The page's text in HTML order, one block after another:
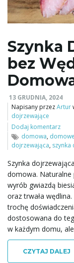
Szynka
bez
13 GRUDNIA, 2024
Napisany przezArtur
dojrzewające
Dodaj komentarz
domowa, domowe
dojrzewająca, szynka
Szynka
domowa. Naturalne
wyrób gwiazdą
oraz trwała
trochę
dostosowana do
w każdym domu,
CZYTAJ DALEJ